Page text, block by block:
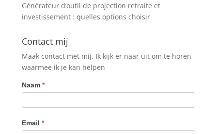
Générateur d’outil de projection retraite et
investissement : quelles options choisir
Contact mij
Maak contact met mij. Ik kijk er naar uit om te horen
waarmee ik je kan helpen
Contact
Naam *
Email *